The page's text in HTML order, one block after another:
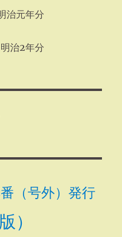
治元年分
治2年分
（号外）発行
）